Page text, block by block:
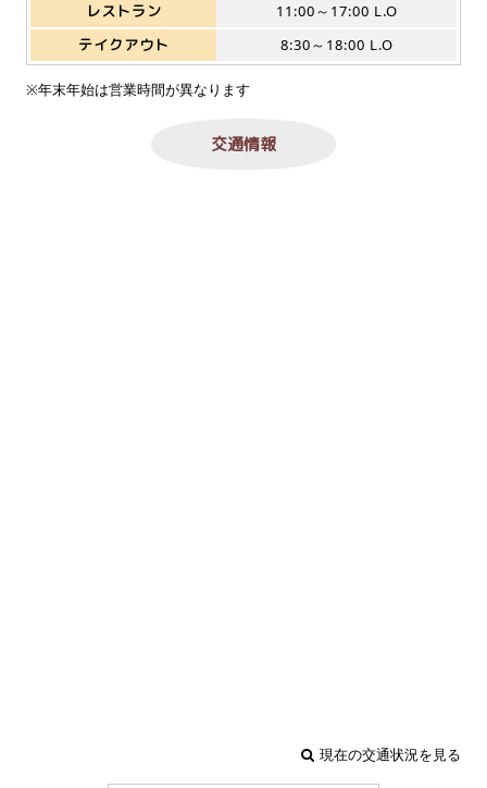
レストラン
11:00～17:00 L.O
テイクアウト
8:30～18:00 L.O
※年末年始は営業時間が異なります
交通情報
現在の交通状況を見る